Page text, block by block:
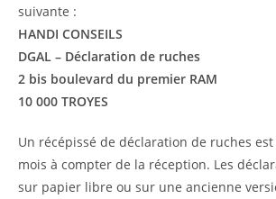
suivante :
HANDI CONSEILS
DGAL – Déclaration de ruches
2 bis boulevard du premier RAM
10 000 TROYES
Un récépissé de déclaration de ruches
mois à compter de la réception. Les
sur papier libre ou sur une ancienne